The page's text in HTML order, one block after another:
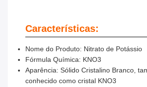
Características:
Nome do Produto: Nitrato de Potássio
Fórmula Química: KNO3
Aparência: Sólido Cristalino Branco,
conhecido como cristal KNO3